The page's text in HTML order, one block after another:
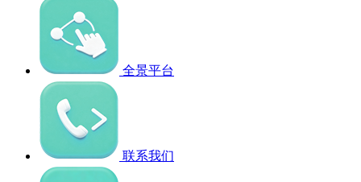
全景平台
联系我们